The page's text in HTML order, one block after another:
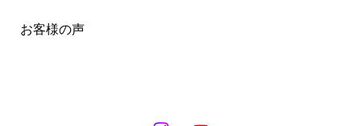
お客様の声